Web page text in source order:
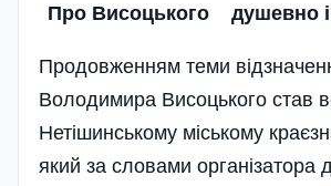
Про Висоцького душевно i
Продовженням теми
Володимира Висоцького став
Нетішинському міському
який за словами організатора